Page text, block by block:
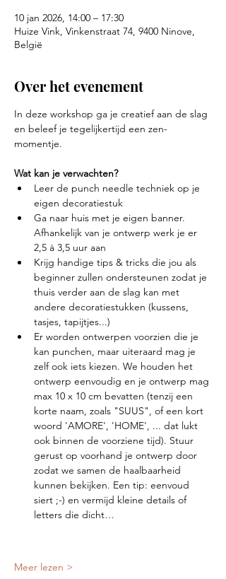
10 jan 2026, 14:00 – 17:30
Huize Vink, Vinkenstraat 74, 9400 Ninove,
België
Over het evenement
In deze workshop ga je creatief aan de slag
en beleef je tegelijkertijd een zen-
momentje.
Wat kan je verwachten?
Leer de punch needle techniek op je
eigen decoratiestuk
Ga naar huis met je eigen banner.
Afhankelijk van je ontwerp werk je er
2,5 à 3,5 uur aan
Krijg handige tips & tricks die jou als
beginner zullen ondersteunen zodat je
thuis verder aan de slag kan met
andere decoratiestukken (kussens,
tasjes, tapijtjes...)
Er worden ontwerpen voorzien die je
kan punchen, maar uiteraard mag je
zelf ook iets kiezen. We houden het
ontwerp eenvoudig en je ontwerp mag
max 10 x 10 cm bevatten (tenzij een
korte naam, zoals "SUUS", of een kort
woord 'AMORE', 'HOME', ... dat lukt
ook binnen de voorziene tijd). Stuur
gerust op voorhand je ontwerp door
zodat we samen de haalbaarheid
kunnen bekijken. Een tip: eenvoud
siert ;-) en vermijd kleine details of
letters die dicht…
Meer lezen >